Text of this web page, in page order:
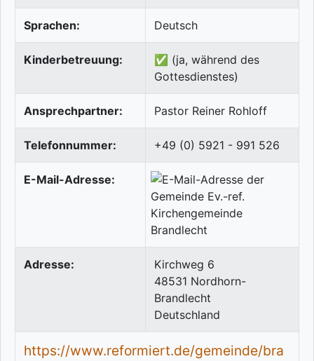
Sprachen: Deutsch
Kinderbetreuung:
✅ (ja, während des
Gottesdienstes)
Ansprechpartner: Pastor Reiner Rohloff
Telefonnummer: +49 (0) 5921 - 991 526
E-Mail-Adresse:
Adresse:
Kirchweg 6
48531 Nordhorn-
Brandlecht
Deutschland
https://www.reformiert.de/gemeinde/bra